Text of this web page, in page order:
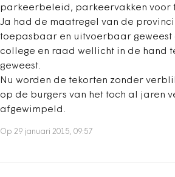
parkeerbeleid, parkeervakken voor
Ja had de maatregel van de
toepasbaar en uitvoerbaar geweest
college en raad wellicht in de hand
geweest.
Nu worden de tekorten zonder
op de burgers van het toch al jaren
afgewimpeld.
Op 29 januari 2015, 09:57